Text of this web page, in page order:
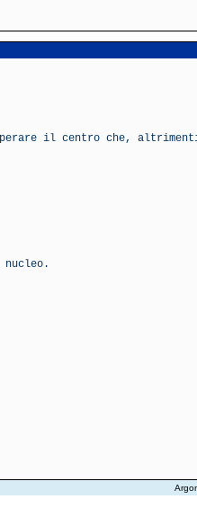
il centro che,